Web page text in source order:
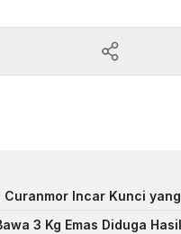
Curanmor Incar Kunci
3 Kg Emas Diduga